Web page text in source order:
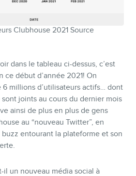
Clubhouse 2021 Source
dans le tableau ci-dessus, c’est
ce début d’année 2021! On
millions d’utilisateurs actifs… dont
joints au cours du dernier mois
ainsi de plus en plus de gens
au “nouveau Twitter”, en
entourant la plateforme et son
il un nouveau média social à